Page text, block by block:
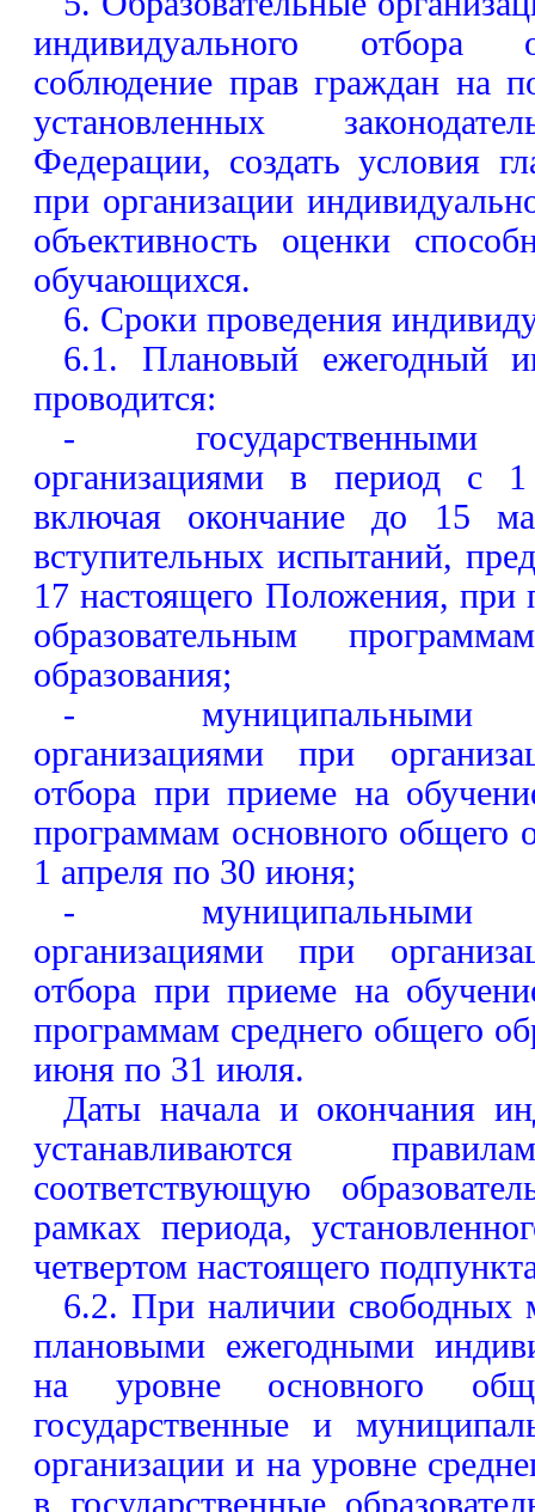
индивидуального отбора
соблюдение прав граждан на
установленных
Федерации, создать условия
при организации
объективность оценки
обучающихся.
6. Сроки проведения
6.1. Плановый ежегодный
проводится:
- государственными
организациями в период с
включая окончание до 15
вступительных испытаний,
17 настоящего Положения, при
образовательным
образования;
- муниципальными
организациями при
отбора при приеме на
программам основного общего
1 апреля по 30 июня;
- муниципальными
организациями при
отбора при приеме на
программам среднего общего
июня по 31 июля.
Даты начала и окончания
устанавливаются
соответствующую
рамках периода,
четвертом настоящего
6.2. При наличии свободных
плановыми ежегодными
на уровне основного
государственные и
организации и на уровне
в государственные